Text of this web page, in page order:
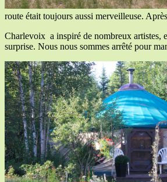
route était toujours aussi merveilleuse.
Charlevoix a inspiré de nombreux artistes,
surprise. Nous nous sommes arrêté pour